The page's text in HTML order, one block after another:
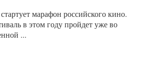
марафон российского кино.
в этом году пройдет уже во
...